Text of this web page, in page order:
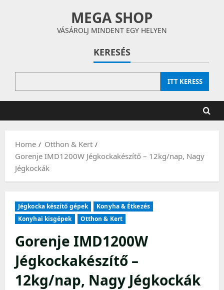
MEGA SHOP
VÁSÁROLJ MINDENT EGY HELYEN
KERESÉS
ITT KERESS
Home
Otthon & Kert
Gorenje IMD1200W Jégkockakészítő – 12kg/nap, Nagy
Jégkockák
Jégkocka készítő gépek
Konyha & Étkezés
Konyhai kisgépek
Otthon & Kert
Gorenje IMD1200W
Jégkockakészítő –
12kg/nap, Nagy Jégkockák